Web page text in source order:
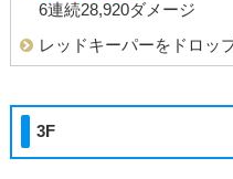
6連続28,920ダメージ
レッドキーパーをドロッ
3F